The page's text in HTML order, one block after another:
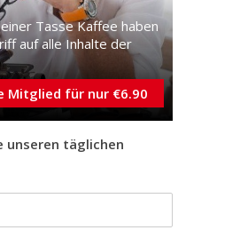
Tasse Kaffee haben
auf alle Inhalte der
Mitglied für nur €6.90
unseren täglichen